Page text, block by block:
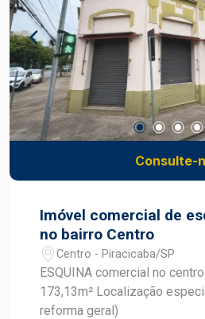
Consulte-
Imóvel comercial de
no bairro Centro
Centro - Piracicaba/SP
ESQUINA comercial no
173,13m² Localização especial (precisa de
reforma geral)